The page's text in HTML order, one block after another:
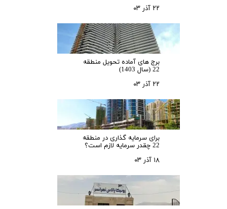
۲۲ آذر ۰۳
برج های آماده تحویل منطقه
22 (سال 1403)
۲۲ آذر ۰۳
برای سرمایه‌ گذاری در منطقه
22 چقدر سرمایه لازم است؟
۱۸ آذر ۰۳